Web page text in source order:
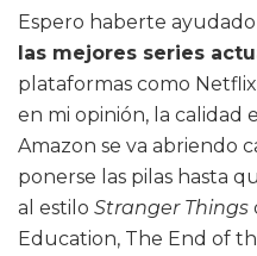
Espero haberte
las mejores series
plataformas como
en mi opinión, la calidad
Amazon se va abriendo
ponerse las pilas hasta
al estilo Stranger Things
Education, The End of